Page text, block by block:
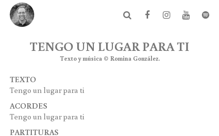
TENGO UN LUGAR PARA TI
Texto y música © Romina González.
TEXTO
Tengo un lugar para ti
ACORDES
Tengo un lugar para ti
PARTITURAS